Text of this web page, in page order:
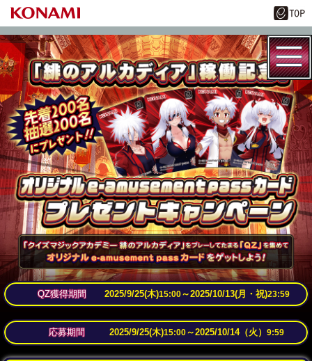
QZ獲得期間 2025/9/25(木)15:00～2025/10/13(月・祝)23:59
応募期間 2025/9/25(木)15:00～2025/10/14（火） 9:59